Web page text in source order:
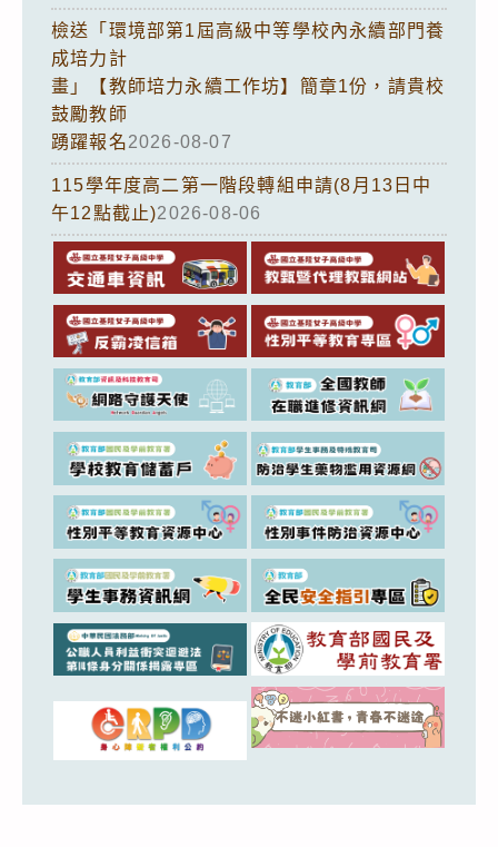
檢送「環境部第1屆高級中等學校內永續部門養
成培力計
畫」【教師培力永續工作坊】簡章1份，請貴校
鼓勵教師
踴躍報名2026-08-07
115學年度高二第一階段轉組申請(8月13日中
午12點截止)2026-08-06